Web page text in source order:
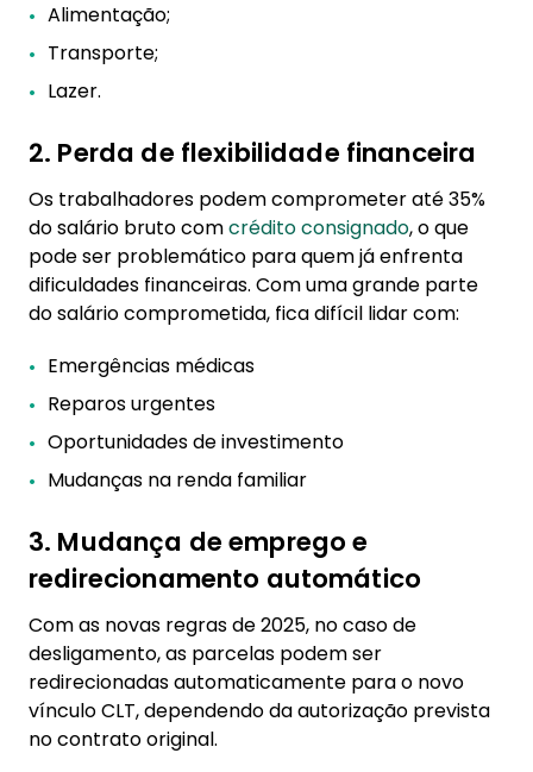
Alimentação;
Transporte;
Lazer.
2. Perda de flexibilidade financeira
Os trabalhadores podem comprometer até 35%
do salário bruto comcrédito consignado, o que
pode ser problemático para quem já enfrenta
dificuldades financeiras. Com uma grande parte
do salário comprometida, fica difícil lidar com:
Emergências médicas
Reparos urgentes
Oportunidades de investimento
Mudanças na renda familiar
3. Mudança de emprego e
redirecionamento automático
Com as novas regras de 2025, no caso de
desligamento, as parcelas podem ser
redirecionadas automaticamente para o novo
vínculo CLT, dependendo da autorização prevista
no contrato original.